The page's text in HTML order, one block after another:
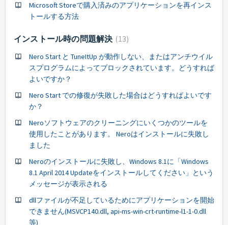
Microsoft Storeで購入済みのアプリケーションを再インス
トールする方法
インストール時の問題解決 13
Nero Start と TuneItUp が動作しない、またはアンチウイル
スプログラムによってブロックされています。どうすれば
よいですか？
Nero Start での修復が失敗した場合はどうすればよいです
か？
Neroソフトウェアのクリーニングにいくつかのツールを
使用したことがあります。 Neroはインストールに失敗し
ました
Neroのインストールに失敗し、Windows 8.1に「Windows
8.1 April 2014 Updateをインストールしてください」という
メッセージが表示される
dllファイルが不足しているためにアプリケーションを開始
できません(MSVCP140.dll, api-ms-win-crt-runtime-l1-1-0.dll
等)